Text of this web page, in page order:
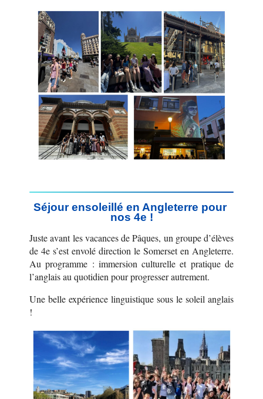
Séjour ensoleillé en Angleterre pour
nos 4e !
Juste avant les vacances de Pâques, un groupe d’élèves
de 4e s’est envolé direction le Somerset en Angleterre.
Au programme : immersion culturelle et pratique de
l’anglais au quotidien pour progresser autrement.
Une belle expérience linguistique sous le soleil anglais
!